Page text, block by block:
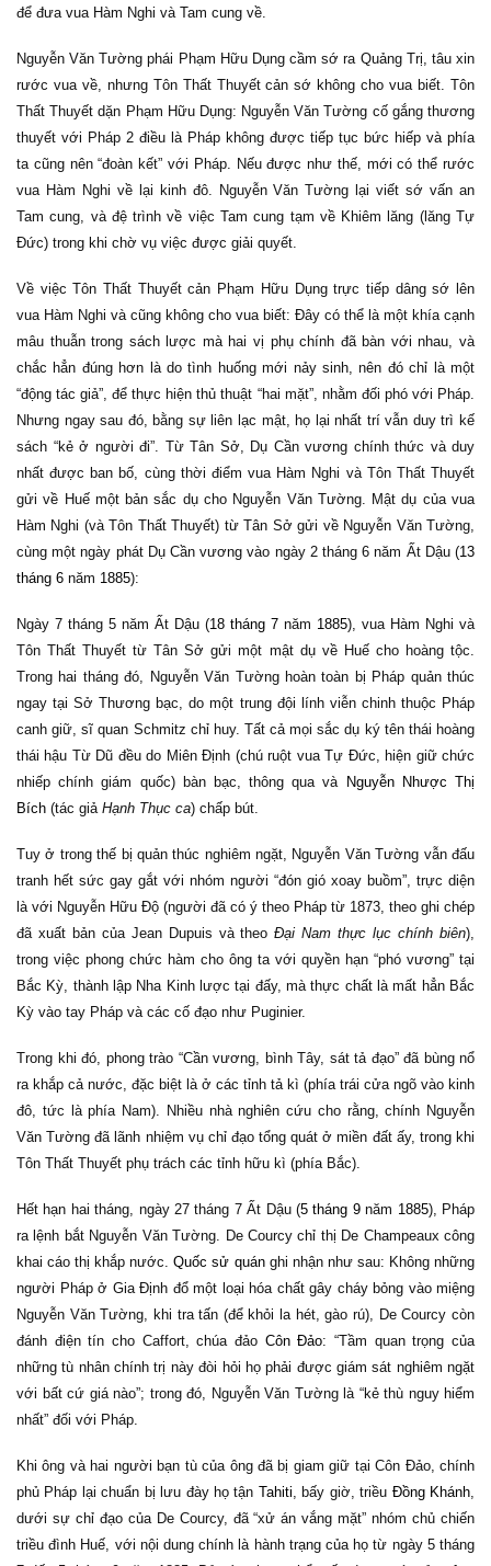
để đưa vua Hàm Nghi và Tam cung về.
Nguyễn Văn Tường phái Phạm Hữu Dụng cầm sớ ra Quảng Trị, tâu xin
rước vua về, nhưng Tôn Thất Thuyết cản sớ không cho vua biết. Tôn
Thất Thuyết dặn Phạm Hữu Dụng: Nguyễn Văn Tường cố gắng thương
thuyết với Pháp 2 điều là Pháp không được tiếp tục bức hiếp và phía
ta cũng nên “đoàn kết” với Pháp. Nếu được như thế, mới có thể rước
vua Hàm Nghi về lại kinh đô. Nguyễn Văn Tường lại viết sớ vấn an
Tam cung, và đệ trình về việc Tam cung tạm về Khiêm lăng (lăng Tự
Đức) trong khi chờ vụ việc được giải quyết.
Về việc Tôn Thất Thuyết cản Phạm Hữu Dụng trực tiếp dâng sớ lên
vua Hàm Nghi và cũng không cho vua biết: Đây có thể là một khía cạnh
mâu thuẫn trong sách lược mà hai vị phụ chính đã bàn với nhau, và
chắc hẳn đúng hơn là do tình huống mới nảy sinh, nên đó chỉ là một
“động tác giả”, để thực hiện thủ thuật “hai mặt”, nhằm đối phó với Pháp.
Nhưng ngay sau đó, bằng sự liên lạc mật, họ lại nhất trí vẫn duy trì kế
sách “kẻ ở người đi”. Từ Tân Sở, Dụ Cần vương chính thức và duy
nhất được ban bố, cùng thời điểm vua Hàm Nghi và Tôn Thất Thuyết
gửi về Huế một bản sắc dụ cho Nguyễn Văn Tường. Mật dụ của vua
Hàm Nghi (và Tôn Thất Thuyết) từ Tân Sở gửi về Nguyễn Văn Tường,
cùng một ngày phát Dụ Cần vương vào ngày 2 tháng 6 năm Ất Dậu (13
tháng 6 năm 1885):
Ngày 7 tháng 5 năm Ất Dậu (18 tháng 7 năm 1885), vua Hàm Nghi và
Tôn Thất Thuyết từ Tân Sở gửi một mật dụ về Huế cho hoàng tộc.
Trong hai tháng đó, Nguyễn Văn Tường hoàn toàn bị Pháp quản thúc
ngay tại Sở Thương bạc, do một trung đội lính viễn chinh thuộc Pháp
canh giữ, sĩ quan Schmitz chỉ huy. Tất cả mọi sắc dụ ký tên thái hoàng
thái hậu Từ Dũ đều do Miên Định (chú ruột vua Tự Đức, hiện giữ chức
nhiếp chính giám quốc) bàn bạc, thông qua và Nguyễn Nhược Thị
Bích (tác giả Hạnh Thục ca) chấp bút.
Tuy ở trong thế bị quản thúc nghiêm ngặt, Nguyễn Văn Tường vẫn đấu
tranh hết sức gay gắt với nhóm người “đón gió xoay buồm”, trực diện
là với Nguyễn Hữu Độ (người đã có ý theo Pháp từ 1873, theo ghi chép
đã xuất bản của Jean Dupuis và theoĐại Nam thực lục chính biên),
trong việc phong chức hàm cho ông ta với quyền hạn “phó vương” tại
Bắc Kỳ, thành lập Nha Kinh lược tại đấy, mà thực chất là mất hẳn Bắc
Kỳ vào tay Pháp và các cố đạo như Puginier.
Trong khi đó, phong trào “Cần vương, bình Tây, sát tả đạo” đã bùng nổ
ra khắp cả nước, đặc biệt là ở các tỉnh tả kì (phía trái cửa ngõ vào kinh
đô, tức là phía Nam). Nhiều nhà nghiên cứu cho rằng, chính Nguyễn
Văn Tường đã lãnh nhiệm vụ chỉ đạo tổng quát ở miền đất ấy, trong khi
Tôn Thất Thuyết phụ trách các tỉnh hữu kì (phía Bắc).
Hết hạn hai tháng, ngày 27 tháng 7 Ất Dậu (5 tháng 9năm 1885), Pháp
ra lệnh bắt Nguyễn Văn Tường. De Courcy chỉ thị De Champeaux công
khai cáo thị khắp nước.Quốc sử quánghi nhận như sau: Không những
người Pháp ở Gia Định đổ một loại hóa chất gây cháy bỏng vào miệng
Nguyễn Văn Tường, khi tra tấn (để khỏi la hét, gào rú), De Courcy còn
đánh điện tín cho Caffort, chúa đảo Côn Đảo: “Tầm quan trọng của
những tù nhân chính trị này đòi hỏi họ phải được giám sát nghiêm ngặt
với bất cứ giá nào”; trong đó, Nguyễn Văn Tường là “kẻ thù nguy hiểm
nhất” đối với Pháp.
Khi ông và hai người bạn tù của ông đã bị giam giữ tại Côn Đảo, chính
phủ Pháp lại chuẩn bị lưu đày họ tận Tahiti, bấy giờ, triều Đồng Khánh,
dưới sự chỉ đạo của De Courcy, đã “xử án vắng mặt” nhóm chủ chiến
triều đình Huế, với nội dung chính là hành trạng của họ từ ngày 5 tháng